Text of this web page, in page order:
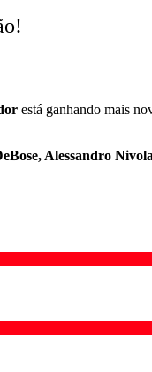
está ganhando mais
Alessandro